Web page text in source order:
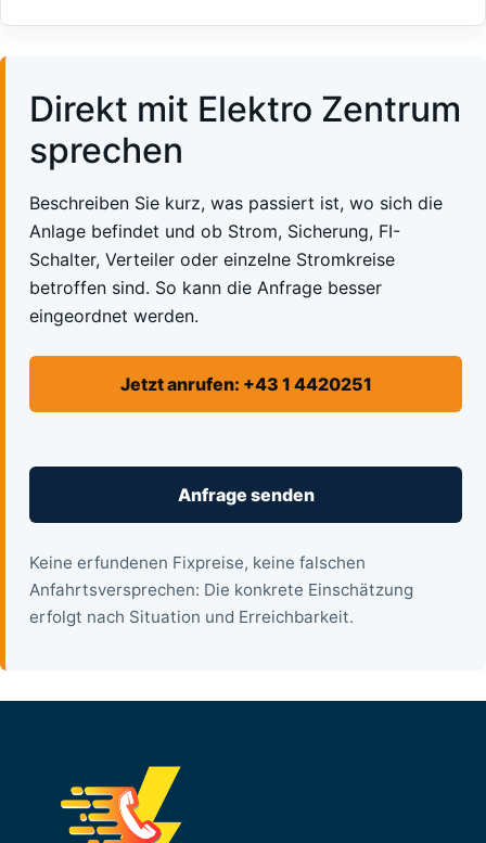
Direkt mit Elektro Zentrum
sprechen
Beschreiben Sie kurz, was passiert ist, wo sich die
Anlage befindet und ob Strom, Sicherung, FI-
Schalter, Verteiler oder einzelne Stromkreise
betroffen sind. So kann die Anfrage besser
eingeordnet werden.
Jetzt anrufen: +43 1 4420251
Anfrage senden
Keine erfundenen Fixpreise, keine falschen
Anfahrtsversprechen: Die konkrete Einschätzung
erfolgt nach Situation und Erreichbarkeit.